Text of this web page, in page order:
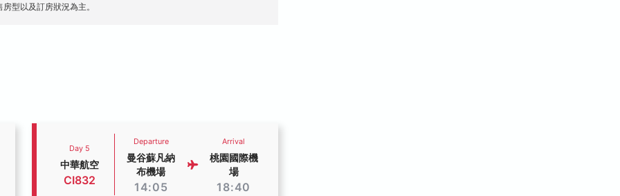
型以及訂房狀況為主。
Day 5
中華航空
CI832
Departure
曼谷蘇凡納
布機場
14:05
Arrival
桃園國際機
場
18:40